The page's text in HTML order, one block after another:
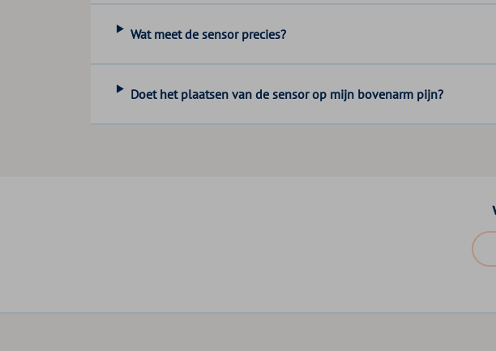
Wat meet de sensor precies?
Doet het plaatsen van de sensor op mijn bovenarm pijn?